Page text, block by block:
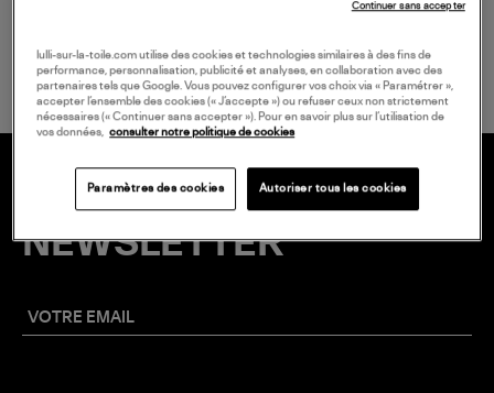
à partir de 150 € d'achat*
20 € EN VOUS INSCRIVANT À LA
NEWSLETTER
lulli-sur-la-toile.com utilise des cookies et technologies similaires à des fins de
performance, personnalisation, publicité et analyses, en collaboration avec des
partenaires tels que Google. Vous pouvez configurer vos choix via « Paramétrer »,
accepter l’ensemble des cookies (« J’accepte ») ou refuser ceux non strictement
nécessaires (« Continuer sans accepter »). Pour en savoir plus sur l’utilisation de
vos données, consulter notre politique de cookies
Paramètres des cookies Autoriser tous les cookies
Continuer sans accepter